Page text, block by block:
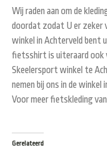
Wij raden aan om de
doordat zodat U er zeker
winkel in Achterveld bent
fietsshirt is uiteraard ook
Skeelersport winkel te
nemen bij ons in de
Voor meer fietskleding
Gerelateerd